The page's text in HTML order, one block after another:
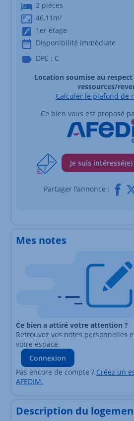
2 pièces
46,11m²
1er étage
Disponibilité immédiate
DPE : C
Location soumise au
ressources/
Calculer le plafond de
Ce bien vous est proposé
Je suis
Partager l'annonce :
Mes notes
Ce bien a attiré votre attention ?
Retrouvez vos notes personnelles
votre espace.
Connexion
Pas encore de compte ? Créez un
AFEDIM.
Description du